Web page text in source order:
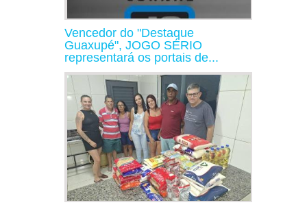
Vencedor do "Destaque
Guaxupé", JOGO SÉRIO
representará os portais de...